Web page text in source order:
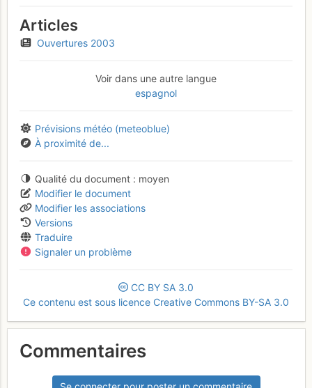
Articles
Ouvertures 2003
Voir dans une autre langue
espagnol
Prévisions météo (meteoblue)
À proximité de...
Qualité du document
moyen
Modifier le document
Modifier les associations
Versions
Traduire
Signaler un problème
CC BY SA 3.0
Ce contenu est sous licence Creative Commons BY-SA 3.0
Commentaires